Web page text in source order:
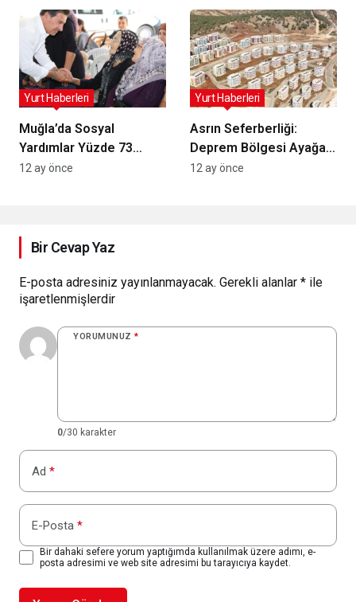
Hizmete Girdi
ve Gelişmeler
Muğla’da Sosyal
Yardımlar Yüzde 73
Artışla Desteklere
Yurt Haberleri
12 ay önce
Asrın Seferberliği:
Deprem Bölgesi Ayağa
Kalkıyor!
Yurt Haberleri
12 ay önce
Bir Cevap Yaz
E-posta adresiniz yayınlanmayacak. Gerekli alanlar * ile
işaretlenmişlerdir
YORUMUNUZ *
0/30 karakter
Ad *
E-Posta *
Bir dahaki sefere yorum yaptığımda kullanılmak üzere adımı, e-
posta adresimi ve web site adresimi bu tarayıcıya kaydet.